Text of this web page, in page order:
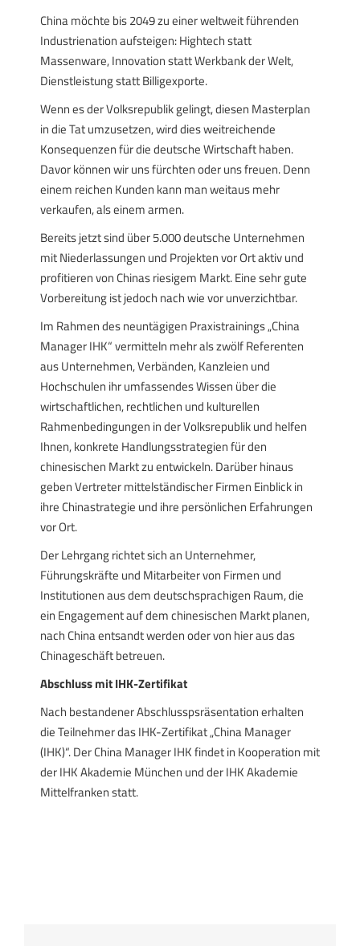
China möchte bis 2049 zu einer weltweit führenden
Industrienation aufsteigen: Hightech statt
Massenware, Innovation statt Werkbank der Welt,
Dienstleistung statt Billigexporte.
Wenn es der Volksrepublik gelingt, diesen Masterplan
in die Tat umzusetzen, wird dies weitreichende
Konsequenzen für die deutsche Wirtschaft haben.
Davor können wir uns fürchten oder uns freuen. Denn
einem reichen Kunden kann man weitaus mehr
verkaufen, als einem armen.
Bereits jetzt sind über 5.000 deutsche Unternehmen
mit Niederlassungen und Projekten vor Ort aktiv und
profitieren von Chinas riesigem Markt. Eine sehr gute
Vorbereitung ist jedoch nach wie vor unverzichtbar.
Im Rahmen des neuntägigen Praxistrainings „China
Manager IHK“ vermitteln mehr als zwölf Referenten
aus Unternehmen, Verbänden, Kanzleien und
Hochschulen ihr umfassendes Wissen über die
wirtschaftlichen, rechtlichen und kulturellen
Rahmenbedingungen in der Volksrepublik und helfen
Ihnen, konkrete Handlungsstrategien für den
chinesischen Markt zu entwickeln. Darüber hinaus
geben Vertreter mittelständischer Firmen Einblick in
ihre Chinastrategie und ihre persönlichen Erfahrungen
vor Ort.
Der Lehrgang richtet sich an Unternehmer,
Führungskräfte und Mitarbeiter von Firmen und
Institutionen aus dem deutschsprachigen Raum, die
ein Engagement auf dem chinesischen Markt planen,
nach China entsandt werden oder von hier aus das
Chinageschäft betreuen.
Abschluss mit IHK-Zertifikat
Nach bestandener Abschlusspsräsentation erhalten
die Teilnehmer das IHK-Zertifikat „China Manager
(IHK)“. Der China Manager IHK findet in Kooperation mit
der IHK Akademie München und der IHK Akademie
Mittelfranken statt.